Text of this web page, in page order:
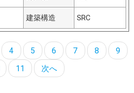
建築構造 SRC
4 5 6 7 8
9
11 次へ